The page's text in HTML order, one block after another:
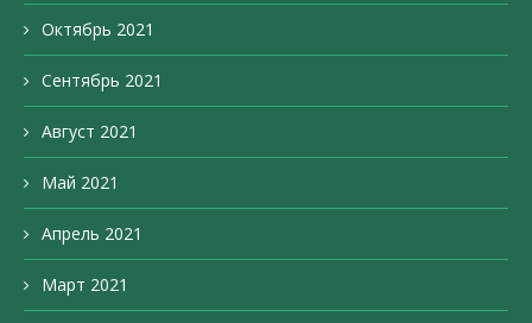
Октябрь 2021
Сентябрь 2021
Август 2021
Май 2021
Апрель 2021
Март 2021